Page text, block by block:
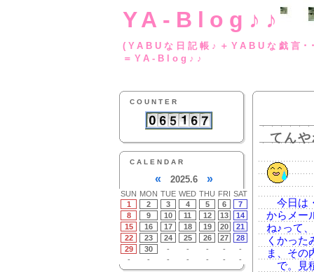
YA-Blog♪♪
(YABUな日記帳♪
＝YA-Blog♪♪
COUNTER
CALENDAR
« 2025.6 »
SUN MON TUE WED THU FRI SAT
1
2 3 4 5 6
7
8
9 10 11 12 13
14
15
16 17 18 19 20
21
22
23 24 25 26 27
28
29
30 - - - -
-
-
- - - - - -
てん
今日は
からメー
ね♪って
くかった
ま、その
で。見